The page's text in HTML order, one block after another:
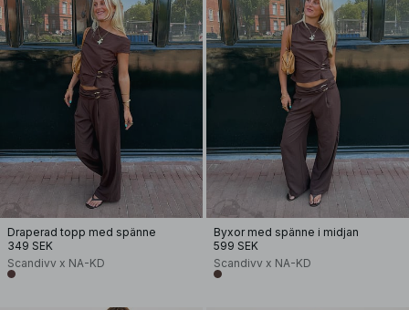
Draperad topp med spänne
349 SEK
Scandivv x NA-KD
Byxor med spänne i midjan
599 SEK
Scandivv x NA-KD